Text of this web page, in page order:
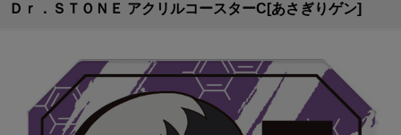
Ｄｒ．ＳＴＯＮＥ アクリルコースターC[あさぎりゲン]